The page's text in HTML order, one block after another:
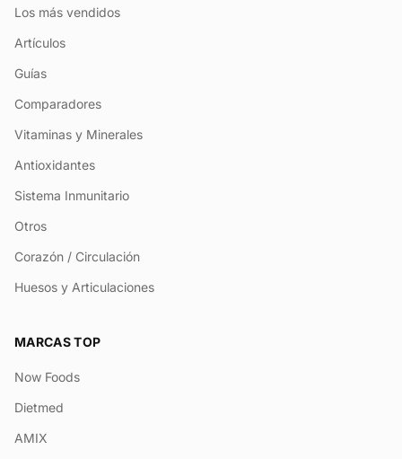
Los más vendidos
Artículos
Guías
Comparadores
Vitaminas y Minerales
Antioxidantes
Sistema Inmunitario
Otros
Corazón / Circulación
Huesos y Articulaciones
MARCAS TOP
Now Foods
Dietmed
AMIX